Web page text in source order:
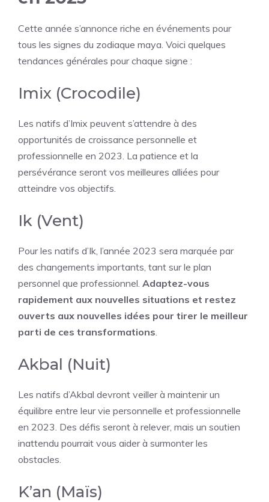
Cette année s’annonce riche en événements pour
tous les signes du zodiaque maya. Voici quelques
tendances générales pour chaque signe :
Imix (Crocodile)
Les natifs d’Imix peuvent s’attendre à des
opportunités de croissance personnelle et
professionnelle en 2023. La patience et la
persévérance seront vos meilleures alliées pour
atteindre vos objectifs.
Ik (Vent)
Pour les natifs d’Ik, l’année 2023 sera marquée par
des changements importants, tant sur le plan
personnel que professionnel. Adaptez-vous
rapidement aux nouvelles situations et restez
ouverts aux nouvelles idées pour tirer le meilleur
parti de ces transformations
Akbal (Nuit)
Les natifs d’Akbal devront veiller à maintenir un
équilibre entre leur vie personnelle et professionnelle
en 2023. Des défis seront à relever, mais un soutien
inattendu pourrait vous aider à surmonter les
obstacles.
K’an (Maïs)